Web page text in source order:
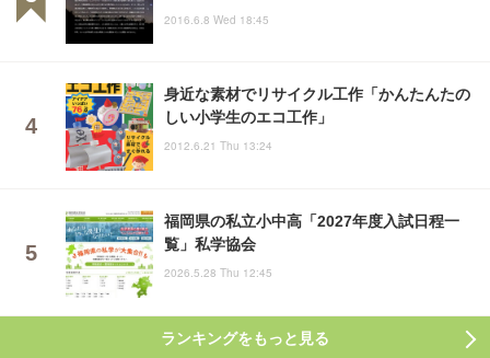
2016.6.8 Wed 18:45
身近な素材でリサイクル工作「かんたんたの
しい小学生のエコ工作」
2012.6.21 Thu 13:24
福岡県の私立小中高「2027年度入試日程一
覧」私学協会
2026.5.28 Thu 12:45
ランキングをもっと見る